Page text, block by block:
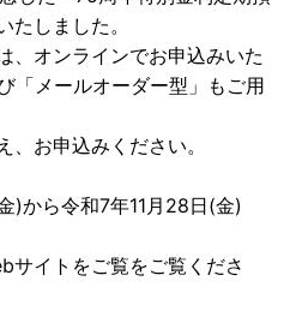
しました。
、オンラインでお申込みいた
「メールオーダー型」もご用
、お申込みください。
)から令和7年11月28日(金)
サイトをご覧をご覧くださ